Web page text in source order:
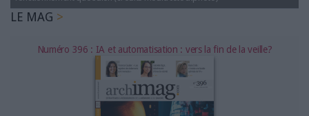
LES SUPPLÉMENTS
NOS OFFRES D'ABONNEMENTS
LE MAG
Numéro 396 : IA et automatisation : vers la fin de la veille?